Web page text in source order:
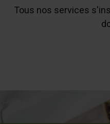
Tous nos services